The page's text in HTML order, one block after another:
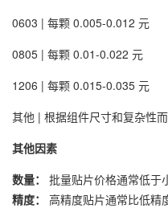
0603 | 每颗 0.005-0.012 元
0805 | 每颗 0.01-0.022 元
1206 | 每颗 0.015-0.035 元
其他 | 根据组件尺寸和复杂性
其他因素
数量：
批量贴片价格通常低于
精度：
高精度贴片通常比低精